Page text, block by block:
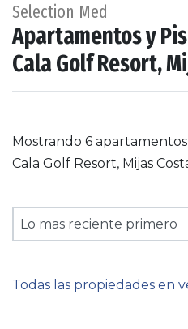
Selection Med
Apartamentos y
Cala Golf Resort,
Mostrando 6
Cala Golf Resort, Mijas
Lo mas reciente primero
Todas las propiedades en